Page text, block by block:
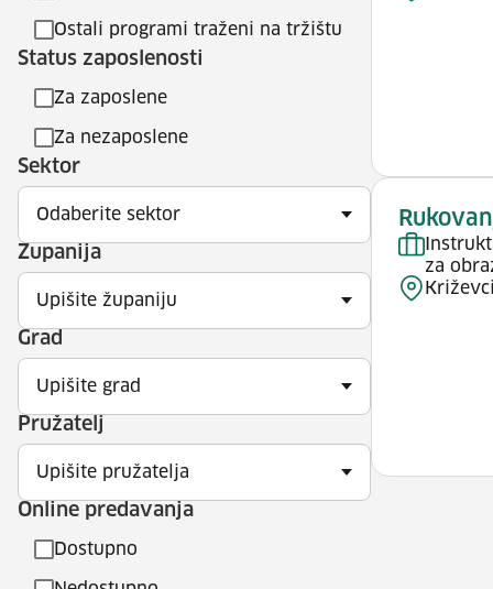
Ostali programi traženi na tržištu
Status zaposlenosti
Za zaposlene
Za nezaposlene
Sektor
Odaberite sektor
Županija
Upišite županiju
Grad
Upišite grad
Pružatelj
Upišite pružatelja
Online predavanja
Dostupno
za
Križevci